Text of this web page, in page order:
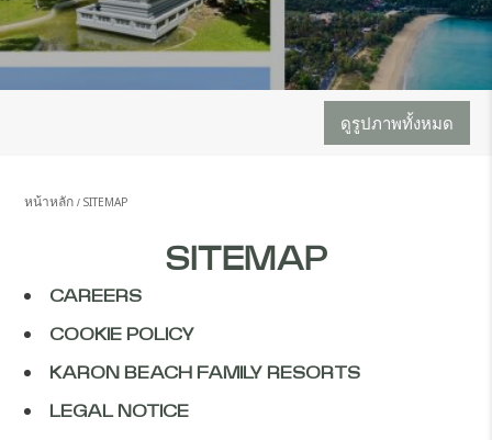
ดูรูปภาพทั้งหมด
หน้าหลัก SITEMAP
SITEMAP
CAREERS
COOKIE POLICY
KARON BEACH FAMILY RESORTS
LEGAL NOTICE